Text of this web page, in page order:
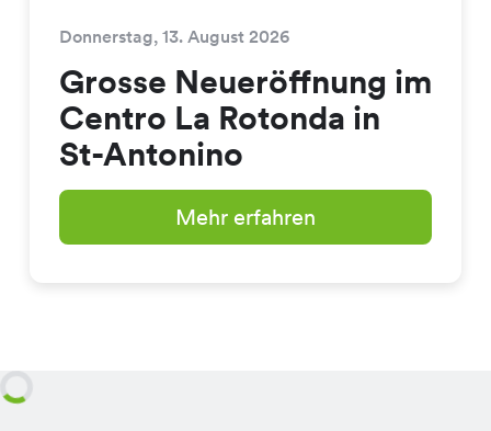
Donnerstag, 13. August 2026
Grosse Neueröffnung im
Centro La Rotonda in
St-Antonino
Mehr erfahren